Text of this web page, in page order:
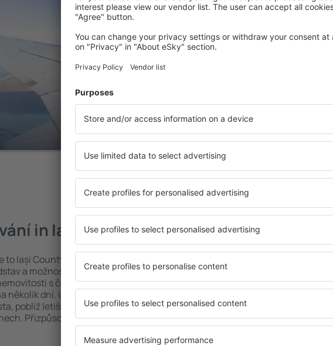
Hotel Astoria City Center
4 023Kč
Jasy, 14 srpna 2026, 2 noci
Podívejte se na další nabídky in Iași
in Iași County
to Iași County? Najděte si ubytování přesně podle
a možností. Můžete využít prostorné, komfortně
s četnými vymoženostmi, jakož i levné
několik dní. Ubytování in Iași County je dostupné v
poblíž letiště i v méně vyhledávaných okresech
Přizpůsobte ubytování vašim potřebám a dalším
Župa
in Iași County si
jednotlivce,
možnost
penzionech – v
County. Mezi
doprava, četné
Všechno